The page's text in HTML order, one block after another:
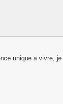
unique a vivre,